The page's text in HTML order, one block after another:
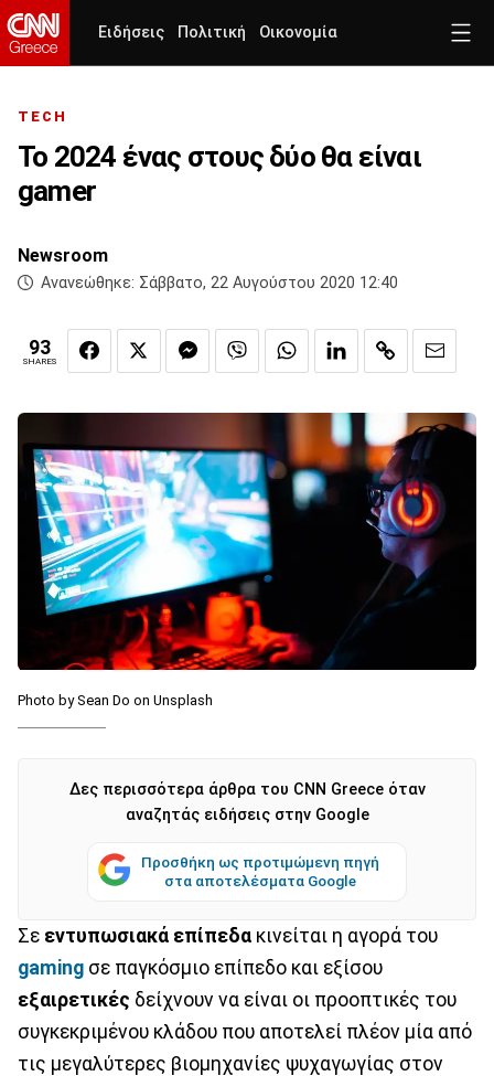
Ειδήσεις Πολιτική Οικονομία
TECH
Το 2024 ένας στους δύο θα είναι
gamer
Newsroom
Ανανεώθηκε: Σάββατο, 22 Αυγούστου 2020 12:40
93
SHARES
Photo by Sean Do on Unsplash
Δες περισσότερα άρθρα του CNN Greece όταν
αναζητάς ειδήσεις στην Google
Προσθήκη ως προτιμώμενη πηγή
στα αποτελέσματα Google
Σε εντυπωσιακά επίπεδα κινείται η αγορά του
gaming σε παγκόσμιο επίπεδο και εξίσου
εξαιρετικές δείχνουν να είναι οι προοπτικές του
συγκεκριμένου κλάδου που αποτελεί πλέον μία από
τις μεγαλύτερες βιομηχανίες ψυχαγωγίας στον